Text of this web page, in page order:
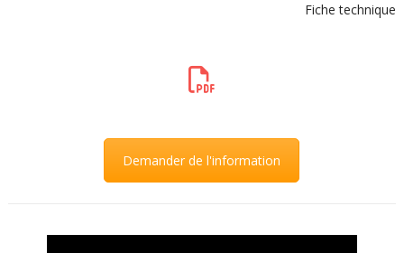
Fiche technique
Demander de l'information